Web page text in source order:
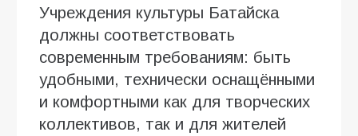
Учреждения культуры Батайска
должны соответствовать
современным требованиям: быть
удобными, технически оснащёнными
и комфортными как для творческих
коллективов, так и для жителей